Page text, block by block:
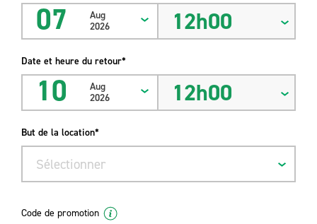
07
Aug
2026
12h00
Date et heure du retour*
10
Aug
2026
12h00
But de la location*
Sélectionner
Code de promotion